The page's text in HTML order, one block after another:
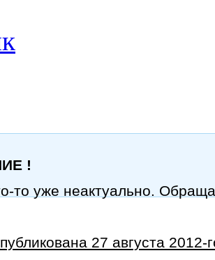
!
то уже неактуально.
27 августа 2012-